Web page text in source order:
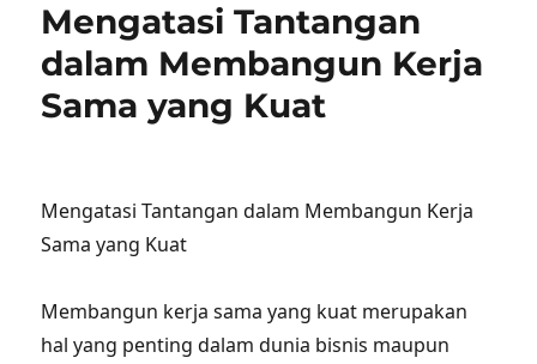
Mengatasi Tantangan
dalam Membangun Kerja
Sama yang Kuat
Mengatasi Tantangan dalam Membangun Kerja
Sama yang Kuat
Membangun kerja sama yang kuat merupakan
hal yang penting dalam dunia bisnis maupun